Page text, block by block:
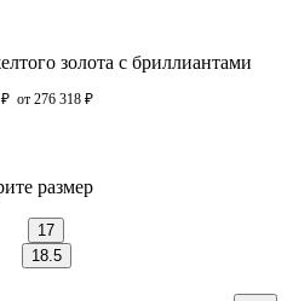
золота с бриллиантами
₽ от 276 318 ₽
размер
17
18.5